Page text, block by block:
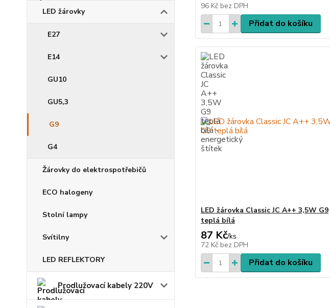
LED žárovky
E27
E14
GU10
GU5,3
G9
G4
Žárovky do elektrospotřebičů
ECO halogeny
Stolní lampy
Svítilny
LED REFLEKTORY
Prodlužovací kabely 220V
96 Kč bez DPH
Přidat do košíku
LED žárovka Classic JC A++ 3,5W G9
teplá bílá
87 Kč/ks
72 Kč bez DPH
Přidat do košíku